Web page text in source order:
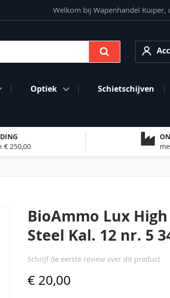
Welkom bij Wapenhandel Kuiper,
Account
Optiek Schietschijven
€ 250,00
BioAmmo Lux
Steel Kal. 12 nr. 5
Schrijf de eerste review over dit product
€ 20,00